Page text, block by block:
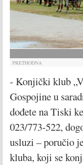
PRETHODNA
- Konjički klub
Gospojine u
dođete na Tiski
023/773-522,
usluzi – poručio
kluba, koji se